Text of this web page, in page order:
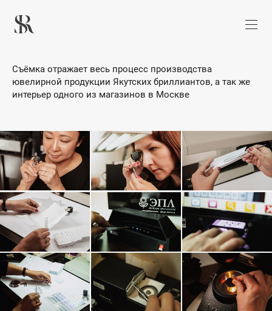
Съёмка отражает весь процесс производства
ювелирной продукции Якутских бриллиантов, а так же
интерьер одного из магазинов в Москве